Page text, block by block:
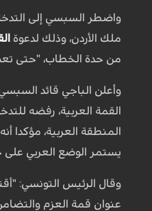
واضطر السبسي إلى
ملك الأردن، وذلك لدعوة
من حدة الخطاب، "حتى
وأعلن الباجي قائد
القمة العربية، رفضه
المنطقة العربية، مؤكدا
يستمر الوضع العربي على
وقال الرئيس التونسي:
عنوان قمة العزم